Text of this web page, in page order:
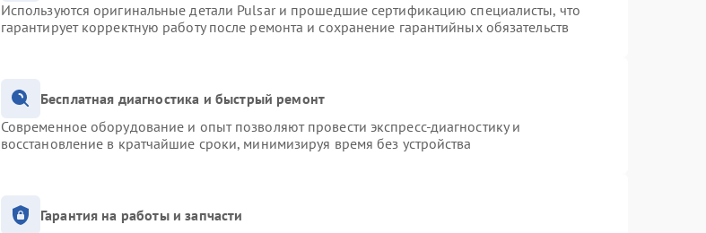
Используются оригинальные детали Pulsar и прошедшие сертификацию специалисты, что
гарантирует корректную работу после ремонта и сохранение гарантийных обязательств
Бесплатная диагностика и быстрый ремонт
Современное оборудование и опыт позволяют провести экспресс-диагностику и
восстановление в кратчайшие сроки, минимизируя время без устройства
Гарантия на работы и запчасти